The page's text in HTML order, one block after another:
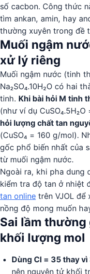
số cacbon. Công thức
tìm ankan, amin, hay
thường xuyên trong đề
Muối ngậm
xử lý riêng
Muối ngậm nước (tinh
Na₂SO₄.10H₂O có hai
tinh. Khi bài hỏi M tinh
(như ví dụ
hỏi lượng chất tan
(CuSO₄ = 160 g/mol).
gốc phổ biến nhất của
từ muối ngậm nước.
Ngoài ra, khi pha dung
kiểm tra độ tan ở nhiệt
tan online trên VJOL để
nồng độ mong muốn
Sai lầm thường
khối lượng mol
Dùng Cl = 35 thay vì
nên nguyên tử khối